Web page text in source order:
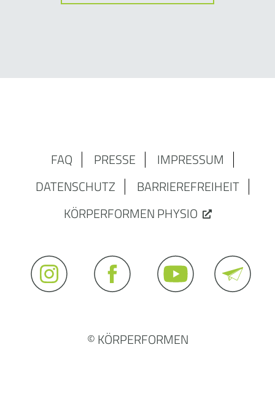
FAQ PRESSE
IMPRESSUM
DATENSCHUTZ
BARRIEREFREIHEIT
KÖRPERFORMEN PHYSIO
© KÖRPERFORMEN